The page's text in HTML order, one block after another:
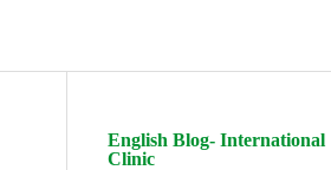
English Blog- International
Clinic